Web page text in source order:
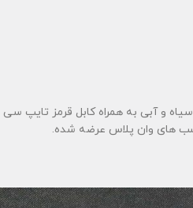
و آبی به همراه کابل قرمز تایپ سی